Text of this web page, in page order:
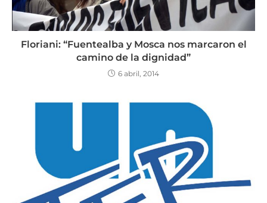
Floriani: “Fuentealba y Mosca nos marcaron el
camino de la dignidad”
6 abril, 2014